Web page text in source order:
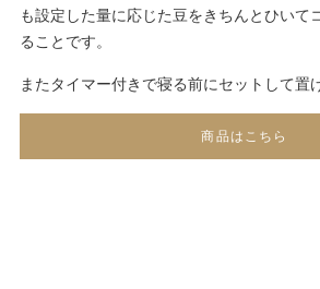
も設定した量に応じた豆をきちんとひいて
ることです。
またタイマー付きで寝る前にセットして置
商品はこちら